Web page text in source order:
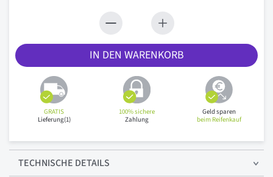
IN DEN WARENKORB
GRATIS
Lieferung(1)
100% sichere
Zahlung
Geld sparen
beim Reifenkauf
TECHNISCHE DETAILS